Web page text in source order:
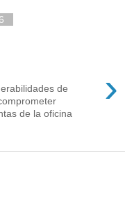
›
de
de la oficina